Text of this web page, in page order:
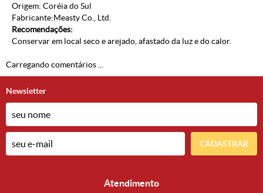
Origem: Coréia do Sul
Fabricante:Measty Co., Ltd.
Recomendações:
Conservar em local seco e arejado, afastado da luz e do calor.
Carregando comentários ...
Newsletter
CADASTRAR
Atendimento